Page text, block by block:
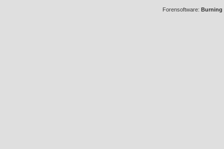
Forensoftware: Burning